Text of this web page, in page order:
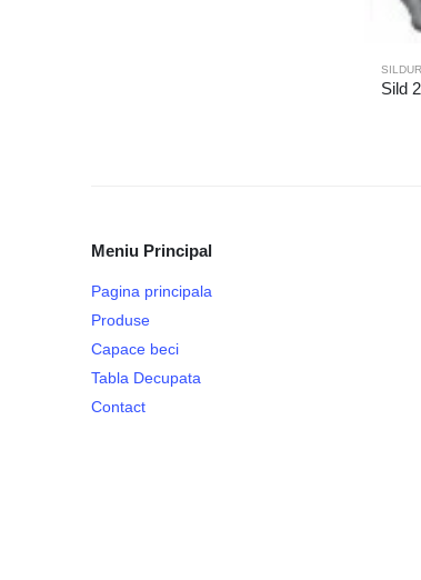
Sild
Meniu Principal
Pagina principala
Produse
Capace beci
Tabla Decupata
Contact